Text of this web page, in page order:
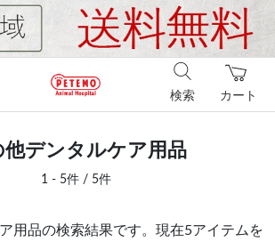
カート
検索
他デンタルケア用品
1 - 5件 / 5件
用品の検索結果です。現在5アイテムを